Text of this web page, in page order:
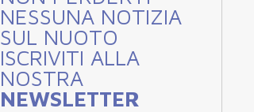
NESSUNA NOTIZIA
SUL NUOTO
ISCRIVITI ALLA
NOSTRA
NEWSLETTER